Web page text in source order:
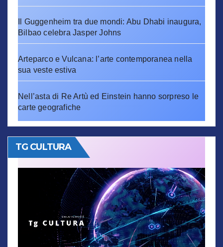
Il Guggenheim tra due mondi: Abu Dhabi inaugura,
Bilbao celebra Jasper Johns
Arteparco e Vulcana: l’arte contemporanea nella
sua veste estiva
Nell’asta di Re Artù ed Einstein hanno sorpreso le
carte geografiche
TG CULTURA